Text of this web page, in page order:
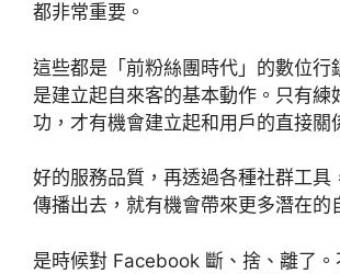
都非常重要。
這些都是「前粉絲團時代」的數位行
是建立起自來客的基本動作。只有練
功，才有機會建立起和用戶的直接關
好的服務品質，再透過各種社群工具
傳播出去，就有機會帶來更多潛在的
是時候對 Facebook 斷、捨、離了。